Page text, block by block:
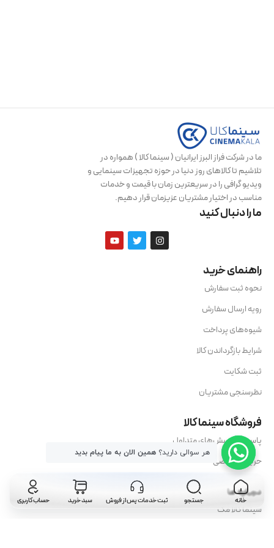
ما در شرکت فراز البرز ایرانیان ( سینما کالا ) همواره در
تلاشیم تا کالاهای روز دنیا در حوزه تجهیزات سینمایی و
ویدیو گرافی را در سریعترین زمان با قیمت و خدمات
مناسب در اختیار مشتریان عزیزمان قرار دهیم.
ما را دنبال کنید
راهنمای خرید
نحوه ثبت سفارش
رویه ارسال سفارش
شیوه‌های پرداخت
شرایط بازگرداندن کالا
ثبت شکایت
نظرسنجی مشتریان
فروشگاه سینما کالا
پاسخ به پرسش‌های متداول
حریم خصوصی
درباره ما
سینما کالا مگ
خانه جستجو ثبت خدمات پس از فروش سبد خرید حساب کاربری
هر سوالی دارید؟ همین الان به ما پیام بدید